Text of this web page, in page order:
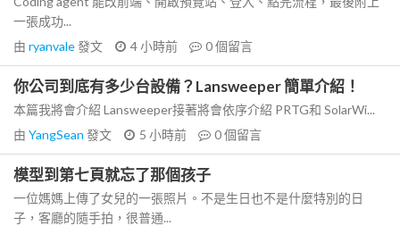
一張成功...
由 ryanvale發文 4 小時前 0個留言
你公司到底有多少台設備？Lansweeper 簡單介紹！
本篇我將會介紹 Lansweeper接著將會依序介紹 PRTG和 SolarWi...
由 YangSean 發文 5 小時前 0個留言
模型到第七頁就忘了那個孩子
一位媽媽上傳了女兒的一張照片。不是生日也不是什麼特別的日
子，客廳的隨手拍，很普通...